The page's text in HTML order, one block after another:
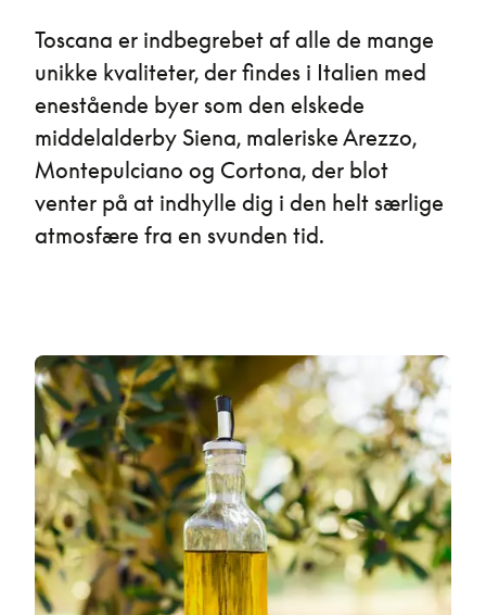
Toscana er indbegrebet af alle de mange
unikke kvaliteter, der findes i Italien med
enestående byer som den elskede
middelalderby Siena, maleriske Arezzo,
Montepulciano og Cortona, der blot
venter på at indhylle dig i den helt særlige
atmosfære fra en svunden tid.